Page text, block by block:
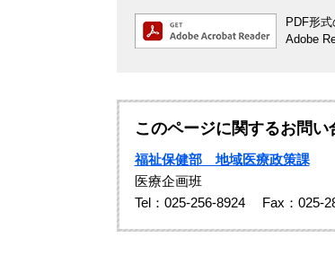
PDF形
Adobe
このページに関するお問い
福祉保健部 地域医療政策課
医療企画班
Tel：025-256-8924
Fax：025-